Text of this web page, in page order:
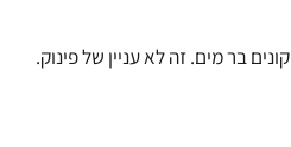
בר מים. זה לא עניין של פינוק.